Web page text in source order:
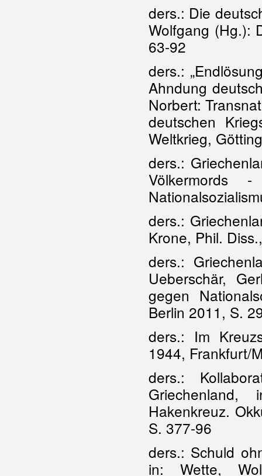
ders.: Die
Wolfgang (Hg.):
63-92
ders.:
Ahndung
Norbert:
deutschen
Weltkrieg,
ders.:
ders.:
Krone, Phil.
ders.:
Ueberschär,
gegen
Berlin 2011, S.
ders.: Im
1944, Frankfurt/
ders.:
Hakenkreuz.
S. 377-96
ders.: Schuld
in: Wette,